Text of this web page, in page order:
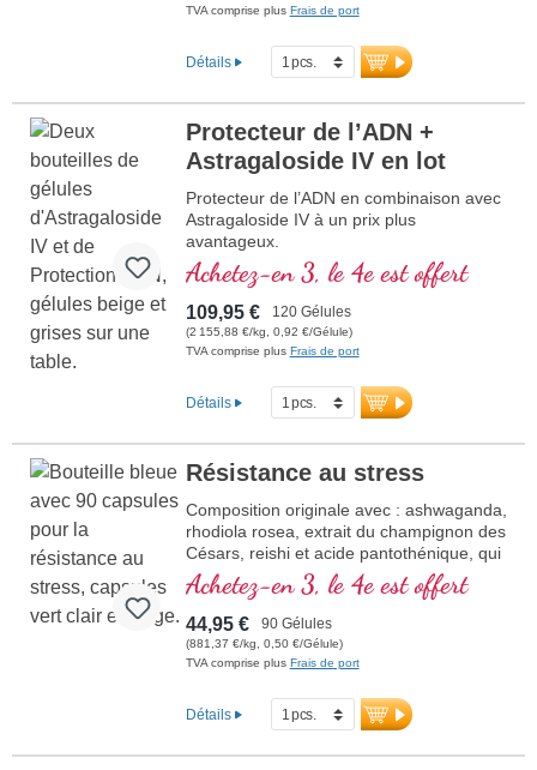
TVA comprise plus Frais de port
Détails
Protecteur de l’ADN +
Astragaloside IV en lot
Protecteur de l’ADN en combinaison avec
Astragaloside IV à un prix plus
avantageux.
Achetez-en 3, le 4e est offert
109,95 € 120 Gélules
(2 155,88 €/kg, 0,92 €/Gélule)
TVA comprise plus Frais de port
Détails
Résistance au stress
Composition originale avec : ashwaganda,
rhodiola rosea, extrait du champignon des
Césars, reishi et acide pantothénique, qui
contribue à normaliser la performance
mentale. La vitamine E aide à protéger les
cellules du stress oxydatif.
Achetez-en 3, le 4e est offert
44,95 € 90 Gélules
(881,37 €/kg, 0,50 €/Gélule)
TVA comprise plus Frais de port
Détails